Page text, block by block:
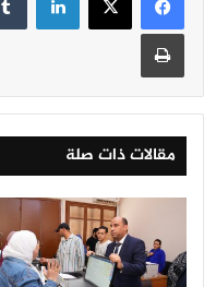
مقالات ذات صلة